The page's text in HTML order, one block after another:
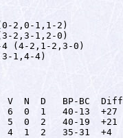
2,0-1,1-2)
2,3-1,2-0)
4 (4-2,1-2,3-0)
1,4-4)
V  N  D   BP-BC  Diff
0  1   40-13  +27
0  2   40-19  +21
1  2   35-31  +4